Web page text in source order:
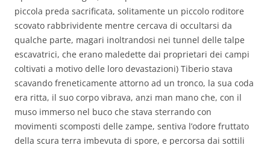
piccola preda sacrificata, solitamente un piccolo roditore
scovato rabbrividente mentre cercava di occultarsi da
qualche parte, magari inoltrandosi nei tunnel delle talpe
escavatrici, che erano maledette dai proprietari dei campi
coltivati a motivo delle loro devastazioni) Tiberio stava
scavando freneticamente attorno ad un tronco, la sua coda
era ritta, il suo corpo vibrava, anzi man mano che, con il
muso immerso nel buco che stava sterrando con
movimenti scomposti delle zampe, sentiva l’odore fruttato
della scura terra imbevuta di spore, e percorsa dai sottili